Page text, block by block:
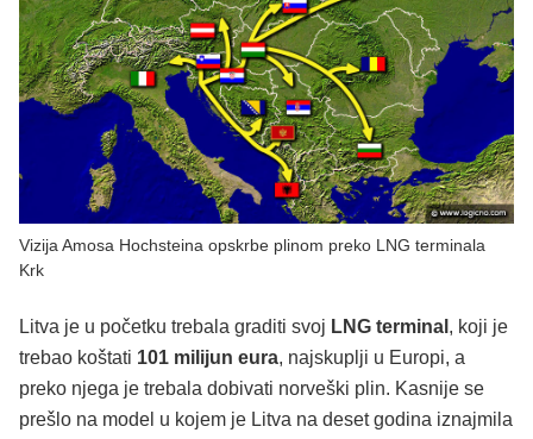
Vizija Amosa Hochsteina opskrbe plinom preko LNG terminala
Krk
Litva je u početku trebala graditi svoj LNG terminal , koji je
trebao koštati 101 milijun eura, najskuplji u Europi, a
preko njega je trebala dobivati norveški plin. Kasnije se
prešlo na model u kojem je Litva na deset godina iznajmila